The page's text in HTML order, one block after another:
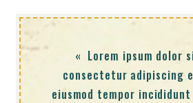
« Lorem ipsum dolor
consectetur adipiscing
eiusmod tempor